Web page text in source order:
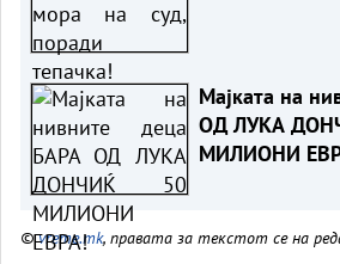
Мајката на
ОД ЛУКА
МИЛИОНИ
©vreme.mk, правата за текстот се на